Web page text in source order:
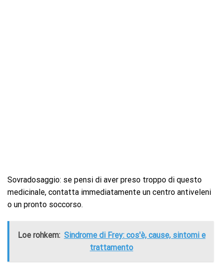
Sovradosaggio: se pensi di aver preso troppo di questo
medicinale, contatta immediatamente un centro antiveleni
o un pronto soccorso.
Loe rohkem: Sindrome di Frey: cos'è, cause, sintomi e
trattamento